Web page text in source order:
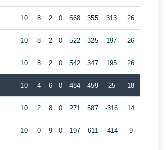
10 8 2 0 668 355 313 26
10 8 2 0 522 325 197 26
10 8 2 0 542 347 195 26
10 4 6 0 484 459 25 18
10 2 8 0 271 587 -316 14
10 0 9 0 197 611 -414 9